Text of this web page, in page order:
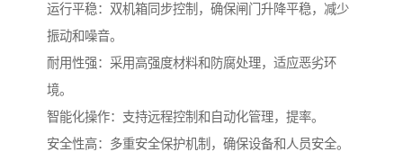
运行平稳：双机箱同步控制，确保闸门升降平稳，减少
振动和噪音。
耐用性强：采用高强度材料和防腐处理，适应恶劣环
境。
智能化操作：支持远程控制和自动化管理，提率。
安全性高：多重安全保护机制，确保设备和人员安全。